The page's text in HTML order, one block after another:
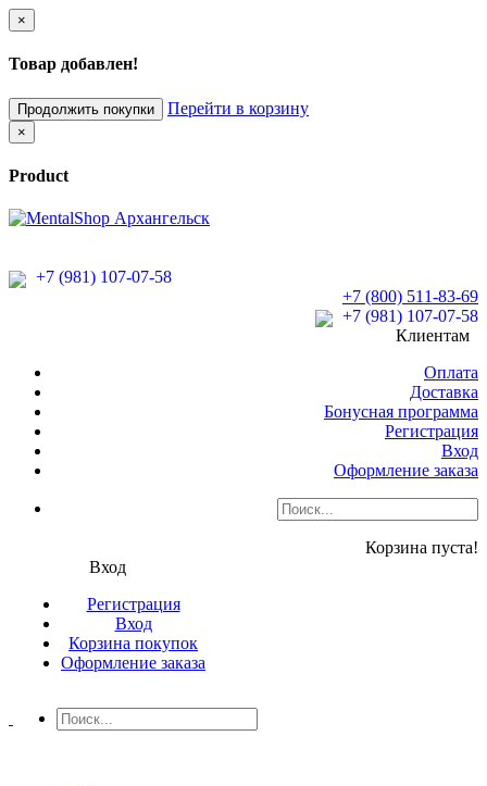
×
Товар добавлен!
Продолжить покупки Перейти в корзину
×
Product
+7 (981) 107-07-58
+7 (800) 511-83-69
+7 (981) 107-07-58
Клиентам
Оплата
Доставка
Бонусная программа
Регистрация
Вход
Оформление заказа
Корзина пуста!
Вход
Регистрация
Вход
Корзина покупок
Оформление заказа